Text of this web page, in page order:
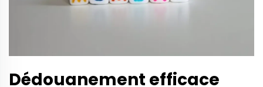
Dédouanement efficace